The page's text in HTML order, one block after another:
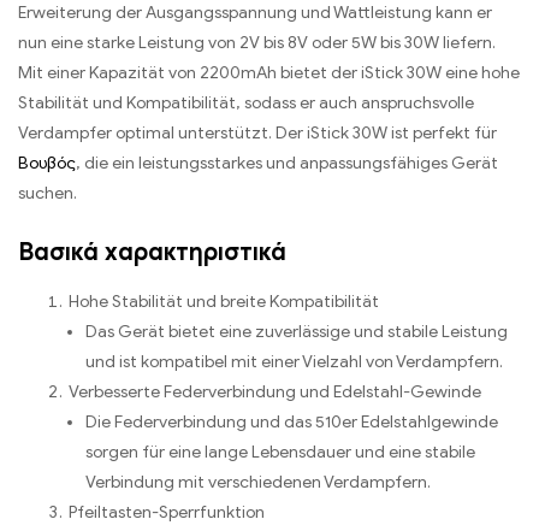
Erweiterung der Ausgangsspannung und Wattleistung kann er
nun eine starke Leistung von 2V bis 8V oder 5W bis 30W liefern.
Mit einer Kapazität von 2200mAh bietet der iStick 30W eine hohe
Stabilität und Kompatibilität, sodass er auch anspruchsvolle
Verdampfer optimal unterstützt. Der iStick 30W ist perfekt für
Βουβός, die ein leistungsstarkes und anpassungsfähiges Gerät
suchen.
Βασικά χαρακτηριστικά
Hohe Stabilität und breite Kompatibilität
Das Gerät bietet eine zuverlässige und stabile Leistung
und ist kompatibel mit einer Vielzahl von Verdampfern.
Verbesserte Federverbindung und Edelstahl-Gewinde
Die Federverbindung und das 510er Edelstahlgewinde
sorgen für eine lange Lebensdauer und eine stabile
Verbindung mit verschiedenen Verdampfern.
Pfeiltasten-Sperrfunktion